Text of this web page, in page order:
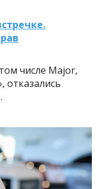
числе Major,
отказались